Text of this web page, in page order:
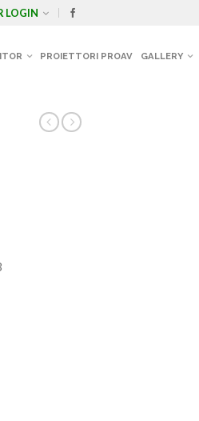
LOGIN
PROIETTORI PROAV GALLERY